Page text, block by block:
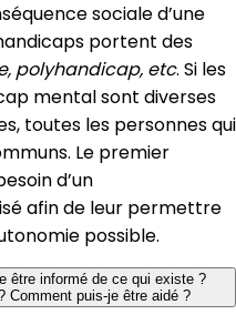
sociale d’une
portent des
polyhandicap, etc. Si les
mental sont diverses
toutes les personnes qui
Le premier
d’un
afin de leur permettre
possible.
Comment puis-je être aidé ?